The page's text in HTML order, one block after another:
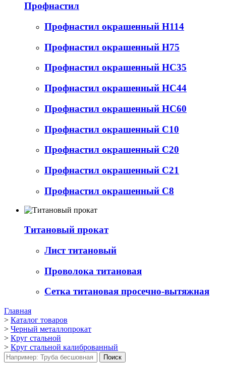
Профнастил
Профнастил окрашенный Н114
Профнастил окрашенный Н75
Профнастил окрашенный НС35
Профнастил окрашенный НС44
Профнастил окрашенный НС60
Профнастил окрашенный С10
Профнастил окрашенный С20
Профнастил окрашенный С21
Профнастил окрашенный С8
Титановый прокат
Лист титановый
Проволока титановая
Сетка титановая просечно-вытяжная
Главная
> Каталог товаров
> Черный металлопрокат
> Круг стальной
> Круг стальной калиброванный